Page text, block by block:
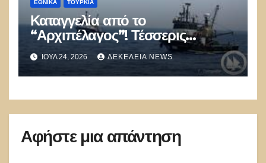
ΕΘΝΙΚΑ ΤΟΥΡΚΊΑ
Καταγγελία από το
“Αρχιπέλαγος”! Τέσσερις
τουρκικές μηχανότρατες
αλιεύουν επί μία εβδομάδα σε
ελληνικά ύδατα
ΙΟΎΛ 24, 2026 ΔΕΚΈΛΕΙΑ NEWS
Αφήστε μια απάντηση